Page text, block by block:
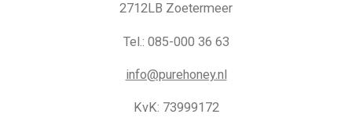
2712LB Zoetermeer
Tel.: 085-000 36 63
info@purehoney.nl
KvK: 73999172